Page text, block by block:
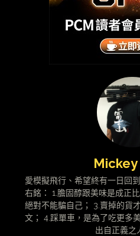
Mickey
愛模擬飛行、希望終有一日回
右銘： 1.膽固醇跟美味是成正
絕對不能騙自己； 3.賣掉的貨
文； 4.踩單車，是為了吃更多
出自正義之